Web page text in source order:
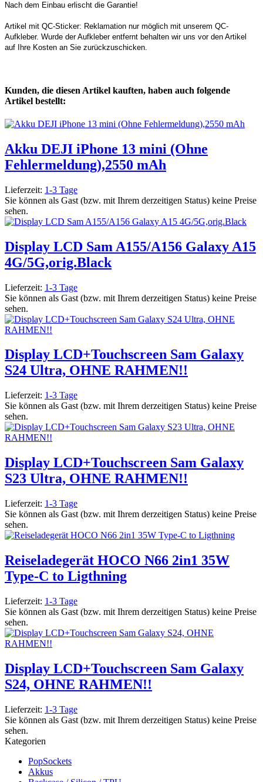
Nach dem Einbau erlischt die Garantie!
Artikel mit QC-Sticker: Reklamation nur möglich mit unserem QC-
Aufkleber. Wurde der Aufkleber entfernt behalten wir uns vor den Artikel
auf Ihre Kosten an Sie zurückzuschicken.
Kunden, die diesen Artikel kauften, haben auch folgende
Artikel bestellt:
Akku DEJI iPhone 13 mini (Ohne
Fehlermeldung),2550 mAh
Lieferzeit: 1-3 Tage
Sie können als Gast (bzw. mit Ihrem derzeitigen Status) keine Preise
sehen.
Display LCD Sam A155/A156 Galaxy A15
4G/5G,orig.Black
Lieferzeit: 1-3 Tage
Sie können als Gast (bzw. mit Ihrem derzeitigen Status) keine Preise
sehen.
Display LCD+Touchscreen Sam Galaxy
S24 Ultra, OHNE RAHMEN!!
Lieferzeit: 1-3 Tage
Sie können als Gast (bzw. mit Ihrem derzeitigen Status) keine Preise
sehen.
Display LCD+Touchscreen Sam Galaxy
S23 Ultra, OHNE RAHMEN!!
Lieferzeit: 1-3 Tage
Sie können als Gast (bzw. mit Ihrem derzeitigen Status) keine Preise
sehen.
Reiseladegerät HOCO N66 2in1 35W
Type-C to Ligthning
Lieferzeit: 1-3 Tage
Sie können als Gast (bzw. mit Ihrem derzeitigen Status) keine Preise
sehen.
Display LCD+Touchscreen Sam Galaxy
S24, OHNE RAHMEN!!
Lieferzeit: 1-3 Tage
Sie können als Gast (bzw. mit Ihrem derzeitigen Status) keine Preise
sehen.
Kategorien
PopSockets
Akkus